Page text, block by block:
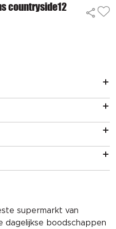
countryside12
supermarkt van
dagelijkse boodschappen